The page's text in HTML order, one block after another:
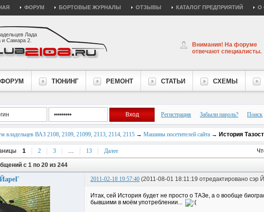
ФОРУМ БОРТОВЫЕ ЖУРНАЛЫ ОТЗЫВЫ КАТАЛОГ ПРЕДПРИЯТИЙ О
Лада
Самара 2.
Внимания! На форуме
отвечают специалисты.
ФОРУМ ТЮНИНГ РЕМОНТ СТАТЬИ СХЕМЫ
Регистрация Забыли пароль? Поиск
владельцев ВАЗ 2108, 2109, 21099, 2113, 2114, 2115 → Машины посетителей сайта → История
1 2 3 … 13 Далее
с 1 по 20 из 244
2011-02-18 19:57:40 (2011-08-01 18:11:19 отредактировано сэр
Итак, сей История будет не просто о ТАЗе, а о вообще
бывшими в моём употреблении...